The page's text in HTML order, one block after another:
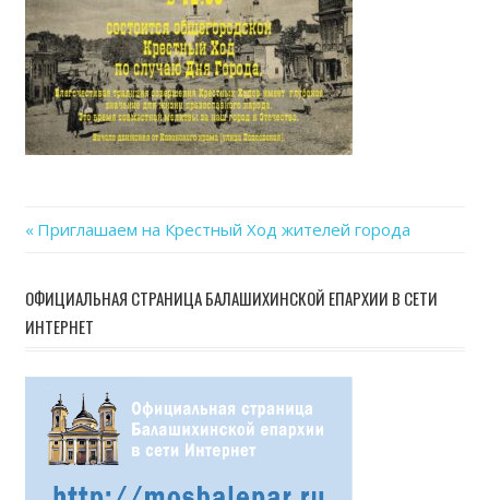
по
записям
Previous
Приглашаем на Крестный Ход жителей города
ОФИЦИАЛЬНАЯ СТРАНИЦА БАЛАШИХИНСКОЙ ЕПАРХИИ В СЕТИ
ИНТЕРНЕТ